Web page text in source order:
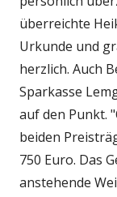
überreichte
Urkunde und
herzlich. Auch
Sparkasse
auf den Punkt.
beiden
750 Euro. Das
anstehende